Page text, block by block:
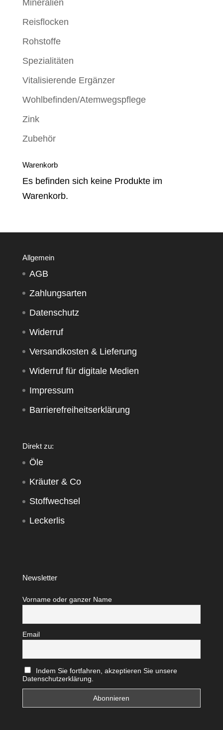
Mineralien
Reisflocken
Rohstoffe
Spezialitäten
Vitalisierende Ergänzer
Wohlbefinden/Atemwegspflege
Zink
Zubehör
Warenkorb
Es befinden sich keine Produkte im
Warenkorb.
Allgemein
AGB
Zahlungsarten
Datenschutz
Widerruf
Versandkosten & Lieferung
Widerruf für digitale Medien
Impressum
Barrierefreiheitserklärung
Direkt zu:
Öle
Kräuter & Co
Stoffwechsel
Leckerlis
Newsletter
Vorname oder ganzer Name
Email
Indem Sie fortfahren, akzeptieren Sie unsere
Datenschutzerklärung.